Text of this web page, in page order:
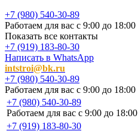
+7 (980) 540-30-89
Работаем для вас с 9:00 до 18:00
Показать все контакты
+7 (919) 183-80-30
Написать в WhatsApp
intstroi@bk.ru
+7 (980) 540-30-89
Работаем для вас с 9:00 до 18:00
+7 (980) 540-30-89
Работаем для вас с 9:00 до 18:00
+7 (919) 183-80-30